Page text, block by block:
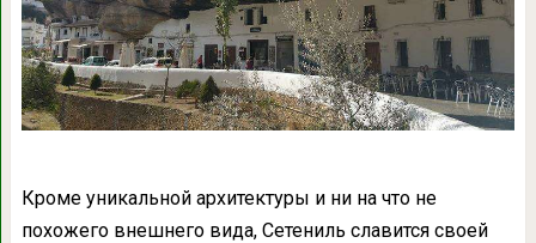
Кроме уникальной архитектуры и ни на что не
похожего внешнего вида, Сетениль славится своей